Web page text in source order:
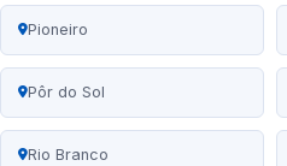
Pioneiro
Pôr do Sol
Rio Branco